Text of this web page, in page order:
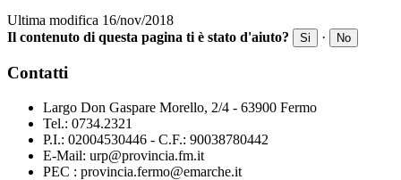
Ultima modifica 16/nov/2018
Il contenuto di questa pagina ti è stato d'aiuto?
Si · No
Contatti
Largo Don Gaspare Morello, 2/4 - 63900 Fermo
Tel.: 0734.2321
P.I.: 02004530446 - C.F.: 90038780442
E-Mail: urp@provincia.fm.it
PEC : provincia.fermo@emarche.it